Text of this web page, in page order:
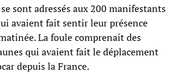
sont adressés aux 200 manifestants
avaient fait sentir leur présence
La foule comprenait des
qui avaient fait le déplacement
depuis la France.